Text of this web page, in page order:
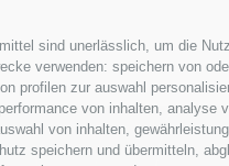
sind unerlässlich, um die
verwenden: speichern von
profilen zur auswahl
von inhalten,
von inhalten,
speichern und übermitteln,